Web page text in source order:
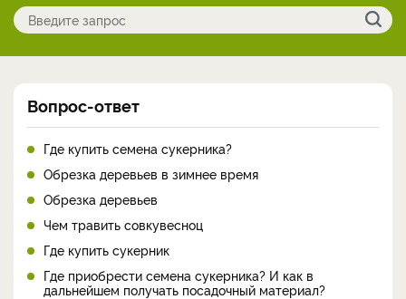
Вопрос-ответ
Где купить семена сукерника?
Обрезка деревьев в зимнее время
Обрезка деревьев
Чем травить совкувесноц
Где купить сукерник
Где приобрести семена сукерника? И как в
дальнейшем получать посадочный материал?